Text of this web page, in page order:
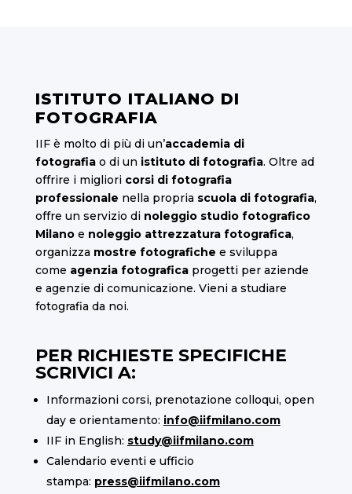
ISTITUTO ITALIANO DI
FOTOGRAFIA
IIF è molto di più di un’accademia di
fotografiao di un istituto di fotografia. Oltre ad
offrire i migliori corsi di fotografia
professionale nella propria scuola di fotografia,
offre un servizio di noleggio studio fotografico
Milano e noleggio attrezzatura fotografica,
organizza mostre fotografiche e sviluppa
come agenzia fotograficaprogetti per aziende
e agenzie di comunicazione. Vieni a studiare
fotografia da noi.
PER RICHIESTE SPECIFICHE
SCRIVICI A:
Informazioni corsi, prenotazione colloqui, open
day e orientamento: info@iifmilano.com
IIF in English: study@iifmilano.com
Calendario eventi e ufficio
stampa: press@iifmilano.com